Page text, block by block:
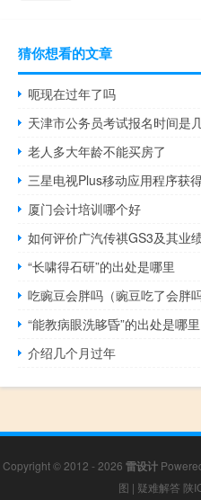
猜你想看的文章
呃现在过年了吗
天津市公务员考试报名时间是
老人多大年龄不能买房了
三星电视Plus移动应用程序获
厦门会计培训哪个好
如何评价广汽传祺GS3及其业
“长啸得石研”的出处是哪里
吃豌豆会胖吗（豌豆吃了会胖吗
“能教病眼洗眵昏”的出处是哪里
介绍几个月过年
Copyright © 2012 - 2026 雷设计
图 | 疑难解答 陕